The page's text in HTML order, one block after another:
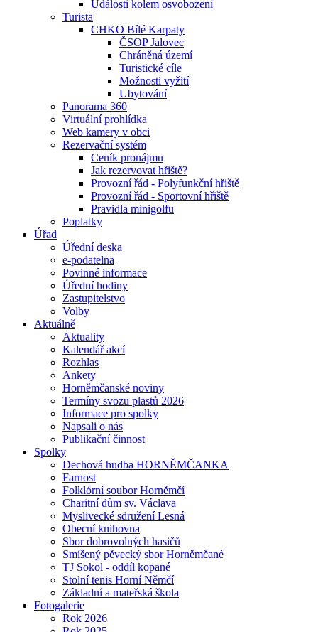
Události kolem osvobození
Turista
CHKO Bílé Karpaty
ČSOP Jalovec
Chráněná území
Turistické cíle
Možnosti vyžití
Ubytování
Panorama 360
Virtuální prohlídka
Web kamery v obci
Rezervační systém
Ceník pronájmu
Jak rezervovat hřiště?
Provozní řád - Polyfunkční hřiště
Provozní řád - Sportovní hřiště
Pravidla minigolfu
Poplatky
Úřad
Úřední deska
e-podatelna
Povinné informace
Úřední hodiny
Zastupitelstvo
Volby
Aktuálně
Aktuality
Kalendář akcí
Rozhlas
Ankety
Horněmčanské noviny
Termíny svozu plastů 2026
Informace pro spolky
Napsali o nás
Publikační činnost
Spolky
Dechová hudba HORNĚMČANKA
Farnost
Folklórní soubor Horněmčí
Charitní dům sv. Václava
Myslivecké sdružení Lesná
Obecní knihovna
Sbor dobrovolných hasičů
Smíšený pěvecký sbor Horněmčané
TJ Sokol - oddíl kopané
Stolní tenis Horní Němčí
Základní a mateřská škola
Fotogalerie
Rok 2026